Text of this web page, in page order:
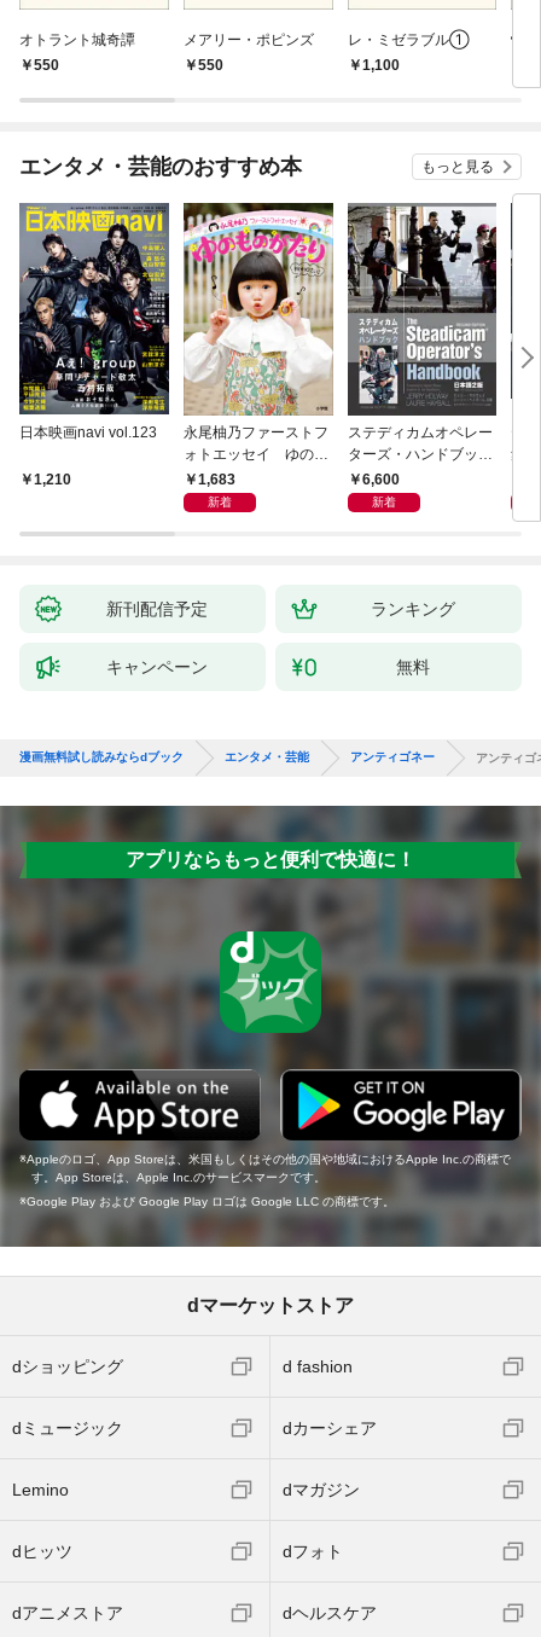
オトラント城奇譚
550
メアリー・ポピンズ
550
レ・ミゼラブル①
1,100
怪
エンタメ・芸能のおすすめ本 もっと見る
日本映画navi vol.123
1,210
永尾柚乃ファーストフ
ォトエッセイ ゆのも
のがたり
1,683
新着
ステディカムオペレー
ターズ・ハンドブック
日本語版 電子版 第２
版
6,600
新着
集
ウ
【
新刊配信予定 ランキング
キャンペーン 無料
漫画無料試し読みならdブック エンタメ・芸能 アンティゴネー アンティゴ
アプリならもっと便利で快適に！
Appleのロゴ、App Storeは、米国もしくはその他の国や地域におけるApple Inc.の商標で
す。App Storeは、Apple Inc.のサービスマークです。
Google Play および Google Play ロゴは Google LLC の商標です。
dマーケットストア
dショッピング d fashion
dミュージック dカーシェア
Lemino dマガジン
dヒッツ dフォト
dアニメストア dヘルスケア